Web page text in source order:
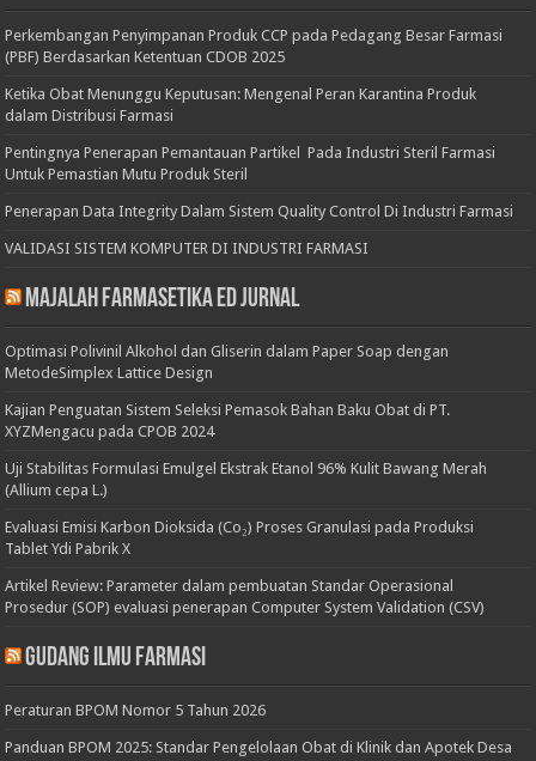
Perkembangan Penyimpanan Produk CCP pada Pedagang Besar Farmasi
(PBF) Berdasarkan Ketentuan CDOB 2025
Ketika Obat Menunggu Keputusan: Mengenal Peran Karantina Produk
dalam Distribusi Farmasi
Pentingnya Penerapan Pemantauan Partikel Pada Industri Steril Farmasi
Untuk Pemastian Mutu Produk Steril
Penerapan Data Integrity Dalam Sistem Quality Control Di Industri Farmasi
VALIDASI SISTEM KOMPUTER DI INDUSTRI FARMASI
Majalah Farmasetika Ed Jurnal
Optimasi Polivinil Alkohol dan Gliserin dalam Paper Soap dengan
MetodeSimplex Lattice Design
Kajian Penguatan Sistem Seleksi Pemasok Bahan Baku Obat di PT.
XYZMengacu pada CPOB 2024
Uji Stabilitas Formulasi Emulgel Ekstrak Etanol 96% Kulit Bawang Merah
(Allium cepa L.)
Evaluasi Emisi Karbon Dioksida (Co₂) Proses Granulasi pada Produksi
Tablet Ydi Pabrik X
Artikel Review: Parameter dalam pembuatan Standar Operasional
Prosedur (SOP) evaluasi penerapan Computer System Validation (CSV)
Gudang Ilmu Farmasi
Peraturan BPOM Nomor 5 Tahun 2026
Panduan BPOM 2025: Standar Pengelolaan Obat di Klinik dan Apotek Desa